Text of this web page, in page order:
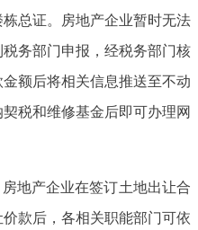
总证。房地产企业暂时无法
务部门申报，经税务部门核
额后将相关信息推送至不动
税和维修基金后即可办理网
地产企业在签订土地出让合
款后，各相关职能部门可依